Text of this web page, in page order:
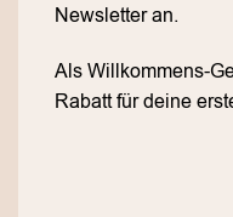
Newsletter an.
Als Willkommens-
Rabatt für deine